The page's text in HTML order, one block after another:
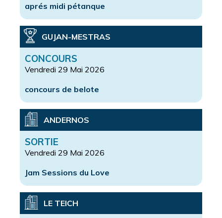
aprés midi pétanque
GUJAN-MESTRAS
CONCOURS
Vendredi 29 Mai 2026
concours de belote
ANDERNOS
SORTIE
Vendredi 29 Mai 2026
Jam Sessions du Love
LE TEICH